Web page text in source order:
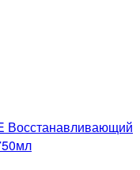
Восстанавливающий